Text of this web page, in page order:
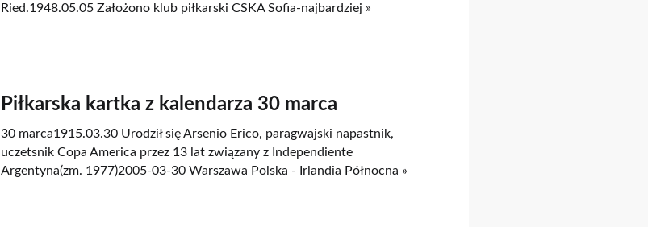
Ried.1948.05.05 Założono klub piłkarski CSKA Sofia-najbardziej »
Piłkarska kartka z kalendarza 30 marca
30 marca1915.03.30 Urodził się Arsenio Erico, paragwajski napastnik,
uczetsnik Copa America przez 13 lat związany z Independiente
Argentyna(zm. 1977)2005-03-30 Warszawa Polska - Irlandia Północna »